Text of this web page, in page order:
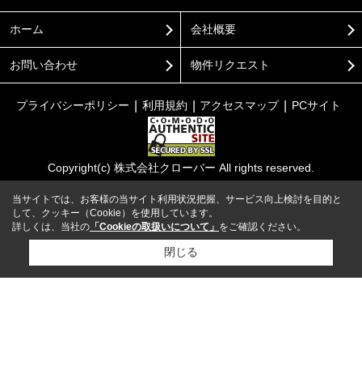
ホーム 会社概要
お問い合わせ 物件リクエスト
プライバシーポリシー 利用規約 アクセスマップ PCサイト
Copyright(c) 株式会社クローバー All rights reserved.
当サイトでは、お客様の当サイト利用状況把握、サービス向上検討を目的と
して、クッキー（Cookie）を使用しています。
詳しくは、当社の 「Cookieの取扱いについて」 をご確認ください。
閉じる